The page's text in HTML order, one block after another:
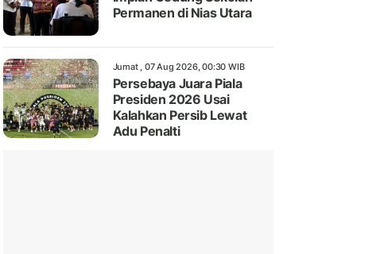
Permanen di Nias Utara
Jumat , 07 Aug 2026, 00:30 WIB
Persebaya Juara Piala
Presiden 2026 Usai
Kalahkan Persib Lewat
Adu Penalti